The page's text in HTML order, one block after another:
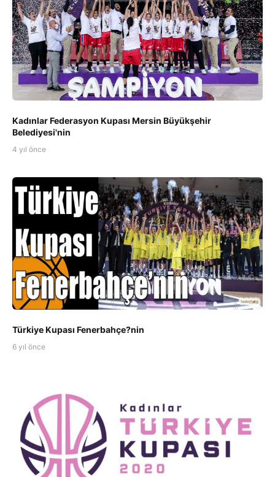
Kadınlar Federasyon Kupası Mersin Büyükşehir
Belediyesi'nin
4 yıl önce
Türkiye Kupası Fenerbahçe?nin
6 yıl önce